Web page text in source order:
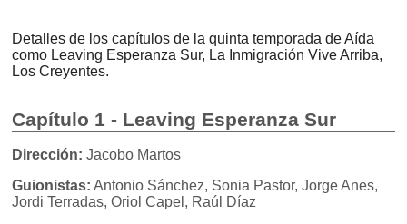
Detalles de los capítulos de la quinta temporada de Aída
como Leaving Esperanza Sur, La Inmigración Vive Arriba,
Los Creyentes.
Capítulo 1 - Leaving Esperanza Sur
Dirección: Jacobo Martos
Guionistas: Antonio Sánchez, Sonia Pastor, Jorge Anes,
Jordi Terradas, Oriol Capel, Raúl Díaz